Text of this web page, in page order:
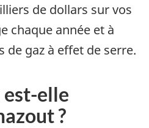
de dollars sur vos
chaque année et à
de gaz à effet de serre.
elle
?